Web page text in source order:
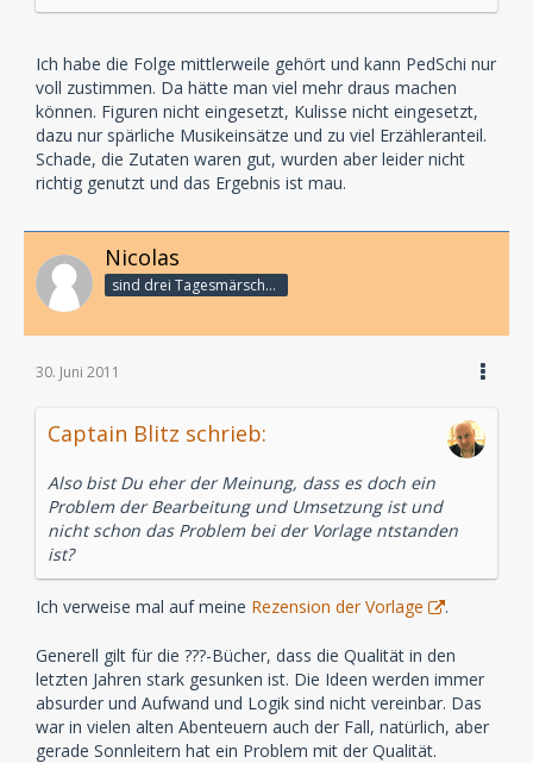
Ich habe die Folge mittlerweile gehört und kann PedSchi nur
voll zustimmen. Da hätte man viel mehr draus machen
können. Figuren nicht eingesetzt, Kulisse nicht eingesetzt,
dazu nur spärliche Musikeinsätze und zu viel Erzähleranteil.
Schade, die Zutaten waren gut, wurden aber leider nicht
richtig genutzt und das Ergebnis ist mau.
Nicolas
sind drei Tagesmärsche bis zum Subway ...
30. Juni 2011
Captain Blitz schrieb:
Also bist Du eher der Meinung, dass es doch ein
Problem der Bearbeitung und Umsetzung ist und
nicht schon das Problem bei der Vorlage ntstanden
ist?
Ich verweise mal auf meine Rezension der Vorlage .
Generell gilt für die ???-Bücher, dass die Qualität in den
letzten Jahren stark gesunken ist. Die Ideen werden immer
absurder und Aufwand und Logik sind nicht vereinbar. Das
war in vielen alten Abenteuern auch der Fall, natürlich, aber
gerade Sonnleitern hat ein Problem mit der Qualität.